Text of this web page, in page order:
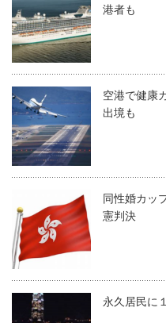
港者も
空港で健康
出境も
同性婚カッ
憲判決
永久居民に